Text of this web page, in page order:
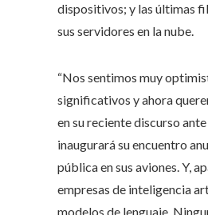
dispositivos; y las últimas
sus servidores en la nube.
“Nos sentimos muy
significativos y ahora
en su reciente discurso
inaugurará su encuentro
pública en sus aviones. Y,
empresas de inteligencia
modelos de lenguaje.